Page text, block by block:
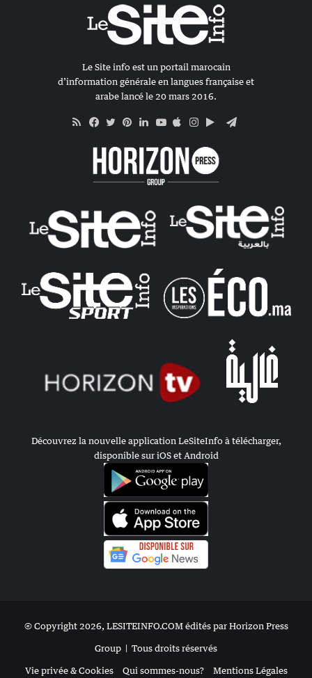
Le Site info est un portail marocain
d’information générale en langues française et
arabe lancé le 20 mars 2016.
RSS
Apple
Google
Telegram
Découvrez la nouvelle application LeSiteInfo à télécharger,
disponible sur iOS et Android
© Copyright 2026, LESITEINFO.COM édités par Horizon Press
Group | Tous droits réservés
Vie privée & Cookies
Qui sommes-nous? Mentions Légales